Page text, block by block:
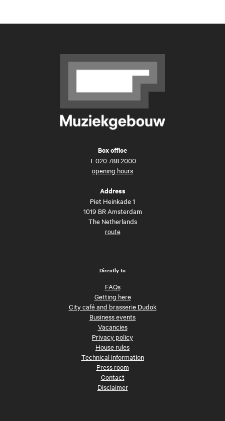
Box office
T 020 788 2000
opening hours
Address
Piet Heinkade 1
1019 BR Amsterdam
The Netherlands
route
Directly to
FAQs
Getting here
City café and brasserie Dudok
Business events
Vacancies
Privacy policy
House rules
Technical information
Press room
Contact
Disclaimer